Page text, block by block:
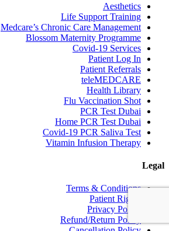
Aesthetics
Life Support Training
Medcare’s Chronic Care Management
Blossom Maternity Programme
Covid-19 Services
Patient Log In
Patient Referrals
teleMEDCARE
Health Library
Flu Vaccination Shot
PCR Test Dubai
Home PCR Test Dubai
Covid-19 PCR Saliva Test
Vitamin Infusion Therapy
Legal
Terms & Conditions
Patient Rights
Privacy Policy
Refund/Return Policy